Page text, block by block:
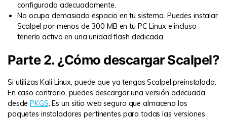
configurado adecuadamente.
No ocupa demasiado espacio en tu sistema. Puedes instalar
Scalpel por menos de 300 MB en tu PC Linux e incluso
tenerlo activo en una unidad flash dedicada.
Parte 2. ¿Cómo descargar Scalpel?
Si utilizas Kali Linux, puede que ya tengas Scalpel preinstalado.
En caso contrario, puedes descargar una versión adecuada
desde PKGS. Es un sitio web seguro que almacena los
paquetes instaladores pertinentes para todas las versiones